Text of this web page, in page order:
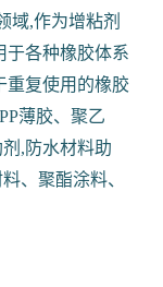
域,作为增粘剂
于各种橡胶体系
重复使用的橡胶
薄胶、聚乙
,防水材料助
、聚酯涂料、